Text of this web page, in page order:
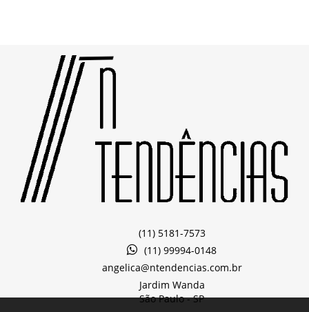
(11) 5181-7573
(11) 99994-0148
angelica@ntendencias.com.br
Jardim Wanda
São Paulo -SP